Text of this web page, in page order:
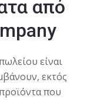
από
είναι
εκτός
που